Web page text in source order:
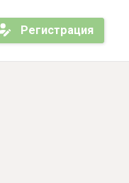
Регистрация